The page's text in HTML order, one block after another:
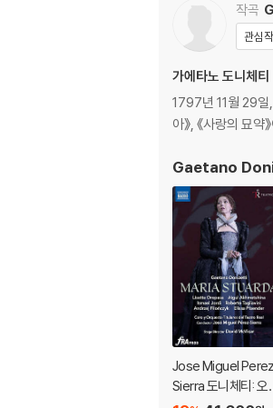
작곡
관심
가에타노 도니체티
1797년 11월 29일
아》, 《사랑의 묘
Gaetano
Jose Miguel
Sierra 도니체티: 오